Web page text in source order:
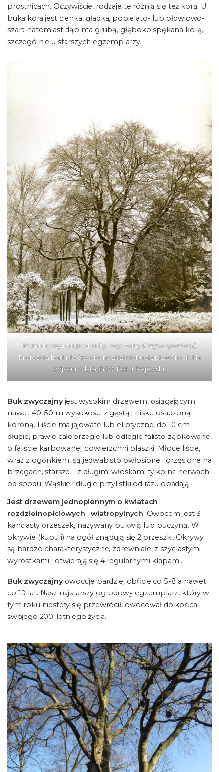
prostnicach. Oczywiście, rodzaje te różnią się też korą. U
buka kora jest cienka, gładka, popielato- lub ołowiowo-
szara natomiast dąb ma grubą, głęboko spękana korę,
szczególnie u starszych egzemplarzy.
Pomnikowy buk pospolity, zwyczajny (Fagus sylvatica)
Profesora Batki, który wiosną 2020 roku się przewrócił. Na
zdjęciu w latach 90. Fot. J. Pajewski.
Buk zwyczajnyjest wysokim drzewem, osiągającym
nawet 40-50 m wysokości z gęstą i nisko osadzoną
koroną. Liście ma jajowate lub eliptyczne, do 10 cm
długie, prawie całobrzegie lub odlegle falisto ząbkowane,
o faliście karbowanej powierzchni blaszki. Młode liście,
wraz z ogonkiem, są jedwabisto owłosione i orzęsione na
brzegach, starsze – z długimi włoskami tylko na nerwach
od spodu. Wąskie i długie przylistki od razu opadają.
Jest drzewem jednopiennym o kwiatach
rozdzielnopłciowych i wiatropylnych. Owocem jest 3-
kanciasty orzeszek, nazywany bukwią lub buczyną. W
okrywie (kupuli) na ogół znajdują się 2 orzeszki. Okrywy
są bardzo charakterystyczne, zdrewniałe, z szydlastymi
wyrostkami i otwierają się 4 regularnymi klapami.
Buk zwyczajnyowocuje bardziej obficie co 5-8 a nawet
co 10 lat. Nasz najstarszy ogrodowy egzemplarz, który w
tym roku niestety się przewrócił, owocował do końca
swojego 200-letniego życia.